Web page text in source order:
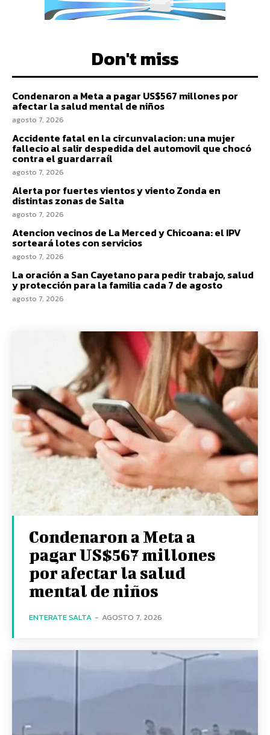
Don't miss
Condenaron a Meta a pagar US$567 millones por
afectar la salud mental de niños
agosto 7, 2026
Accidente fatal en la circunvalacion: una mujer
fallecio al salir despedida del automovil que chocó
contra el guardarraíl
agosto 7, 2026
Alerta por fuertes vientos y viento Zonda en
distintas zonas de Salta
agosto 7, 2026
Atencion vecinos de La Merced y Chicoana: el IPV
sorteará lotes con servicios
agosto 7, 2026
La oración a San Cayetano para pedir trabajo, salud
y protección para la familia cada 7 de agosto
agosto 7, 2026
Condenaron a Meta a
pagar US$567 millones
por afectar la salud
mental de niños
ENTERATE SALTA - AGOSTO 7, 2026